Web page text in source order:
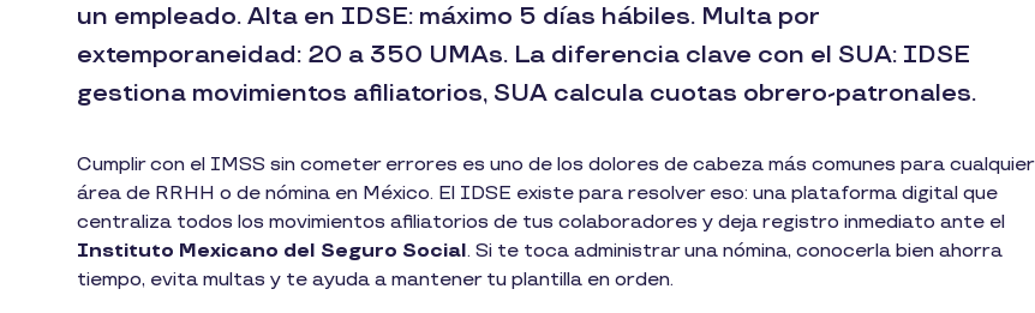
un empleado. Alta en IDSE: máximo 5 días hábiles. Multa por
extemporaneidad: 20 a 350 UMAs. La diferencia clave con el SUA: IDSE
gestiona movimientos afiliatorios, SUA calcula cuotas obrero-patronales.
Cumplir con el IMSS sin cometer errores es uno de los dolores de cabeza más comunes para cualquier
área de RRHH o de nómina en México. El IDSE existe para resolver eso: una plataforma digital que
centraliza todos los movimientos afiliatorios de tus colaboradores y deja registro inmediato ante el
Instituto Mexicano del Seguro Social. Si te toca administrar una nómina, conocerla bien ahorra
tiempo, evita multas y te ayuda a mantener tu plantilla en orden.